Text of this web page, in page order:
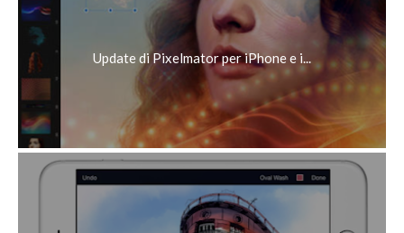
Update di Pixelmator per iPhone e i...